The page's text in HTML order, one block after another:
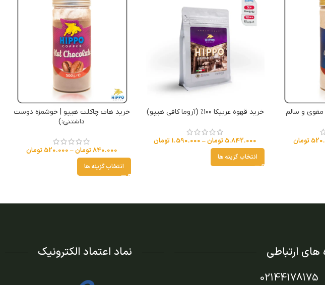
مقوی و سالم
تومان
خرید قهوه عربیکا 100% (آروما کافی هیپو)
5.842.000 تومان–
1.590.000 تومان
انتخاب گزینه ها
خرید هات چاکلت هیپو | خوشمزه دوست
داشتنی:)
840.000تومان–
520.000 تومان
انتخاب گزینه ها
های ارتباطی
02144178175
نماد اعتماد الکترونیک